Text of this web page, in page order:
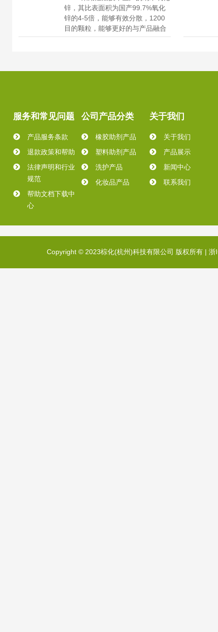
锌，其比表面积为国产99.7%氧化
锌的4-5倍，能够有效分散，1200
目的颗粒，能够更好的与产品融合
服务和常见问题
产品服务条款
退款政策和帮助
法律声明和行业
规范
帮助文档下载中
心
公司产品分类
橡胶助剂产品
塑料助剂产品
洗护产品
化妆品产品
关于我们
关于我们
产品展示
新闻中心
联系我们
Copyright © 2023棕化(杭州)科技有限公司 版权所有 | 浙